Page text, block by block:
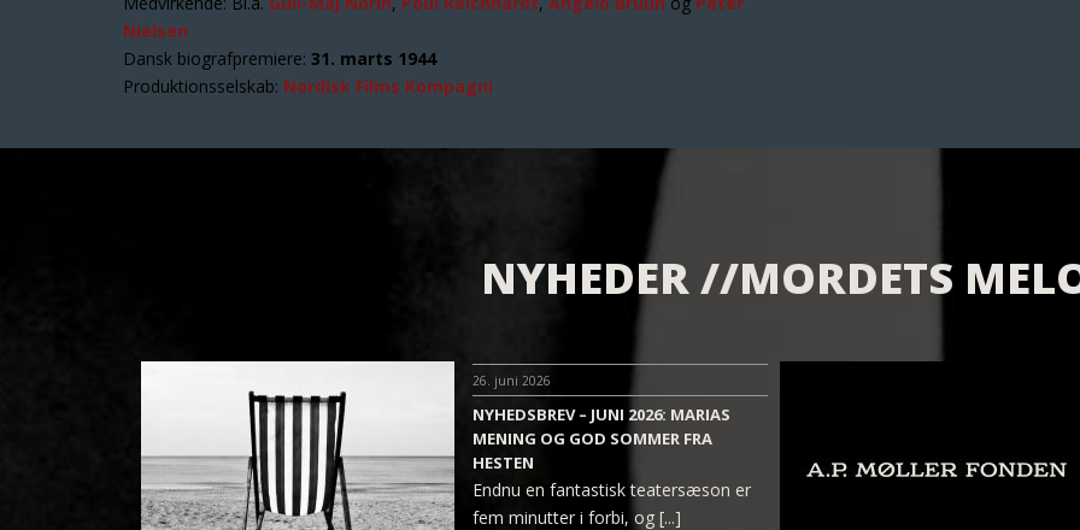
Nielsen
Dansk biografpremiere: 31. marts 1944
Produktionsselskab: Nordisk Films Kompagni
NYHEDER //MORDETS
26. juni 2026
NYHEDSBREV – JUNI 2026: MARIAS
MENING OG GOD SOMMER FRA
HESTEN
Endnu en fantastisk teatersæson er
fem minutter i forbi, og [...]